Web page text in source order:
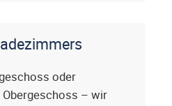
oder
– wir